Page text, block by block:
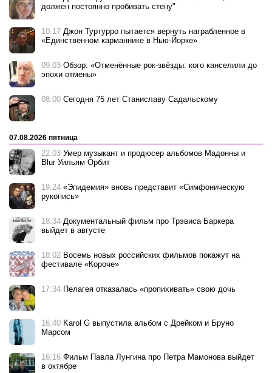
должен постоянно пробивать стену"
10:17 Джон Туртурро пытается вернуть награбленное в
«Единственном карманнике в Нью-Йорке»
09:03 Обзор: «Отменённые рок-звёзды: кого канселили до
эпохи отмены»
08:00 Сегодня 75 лет Станиславу Садальскому
07.08.2026 пятница
22:03 Умер музыкант и продюсер альбомов Мадонны и
Blur Уильям Орбит
19:24 «Эпидемия» вновь представит «Симфоническую
рукопись»
18:34 Документальный фильм про Трэвиса Баркера
выйдет в августе
18:02 Восемь новых российских фильмов покажут на
фестивале «Короче»
17:34 Пелагея отказалась «пропихивать» свою дочь
16:40 Karol G выпустила альбом с Дрейком и Бруно
Марсом
16:16 Фильм Павла Лунгина про Петра Мамонова выйдет
в октябре